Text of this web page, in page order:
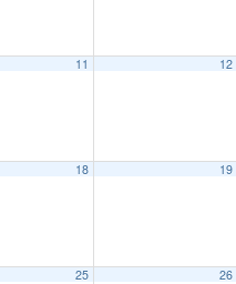
11 12
18 19
25 26